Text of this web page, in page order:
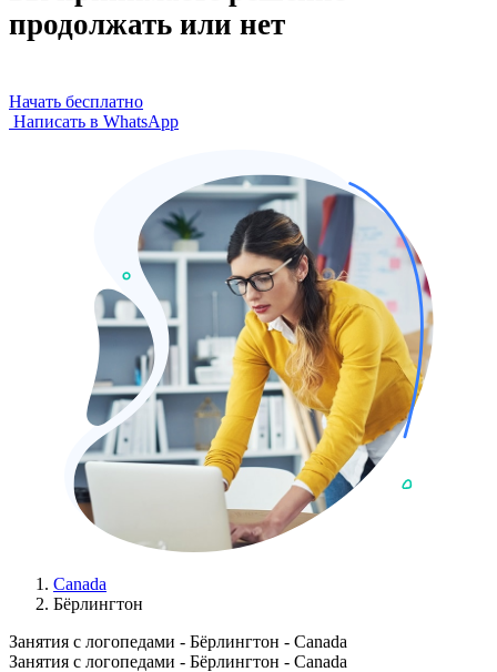
продолжать или нет
Начать бесплатно
Написать в WhatsApp
Canada
Бёрлингтон
Занятия с логопедами - Бёрлингтон - Canada
Занятия с логопедами - Бёрлингтон - Canada